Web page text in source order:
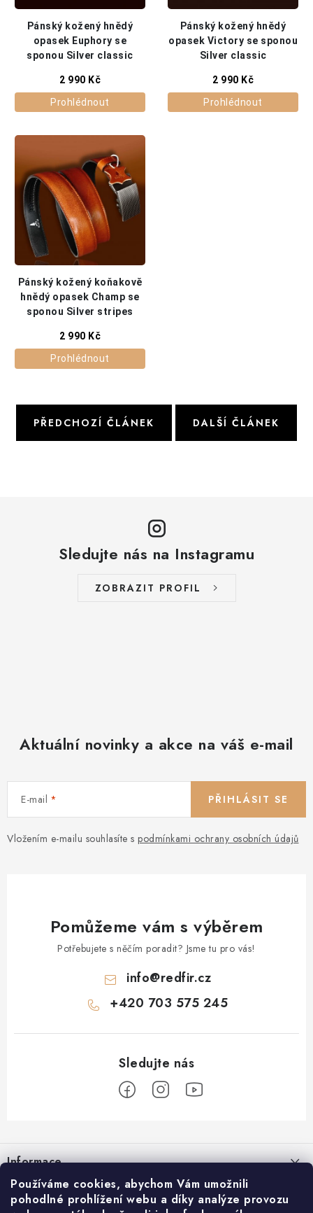
Používáme cookies, abychom Vám umožnili
pohodlné prohlížení webu a díky analýze provozu
PŘEDCHOZÍ ČLÁNEK DALŠÍ ČLÁNEK
Sledujte nás na Instagramu
ZOBRAZIT PROFIL
Aktuální novinky a akce na váš e-mail
E-mail
Vložením e-mailu souhlasíte s podmínkami ochrany osobních údajů
PŘIHLÁSIT SE
Pomůžeme vám s výběrem
Potřebujete s něčím poradit? Jsme tu pro vás!
info@redfir.cz
+420 703 575 245
pInformace
Časté dotazy
REDFIR